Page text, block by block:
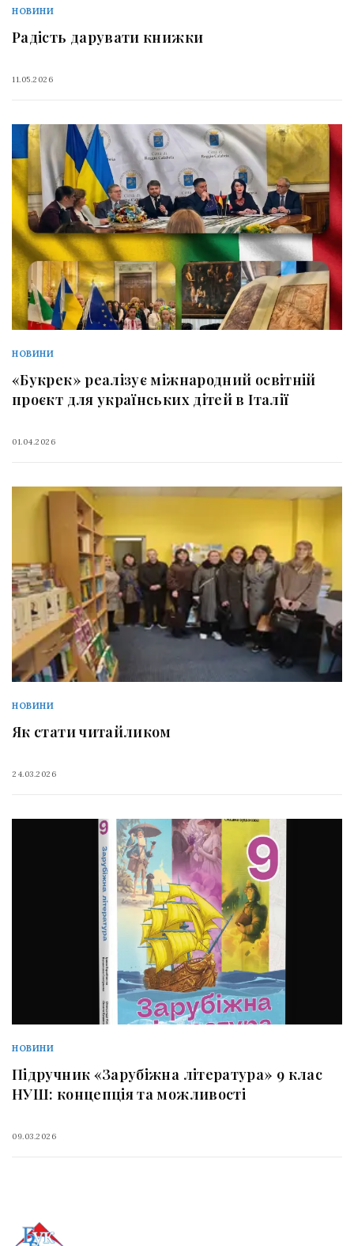
НОВИНИ
Радість дарувати книжки
11.05.2026
НОВИНИ
«Букрек» реалізує міжнародний освітній
проєкт для українських дітей в Італії
01.04.2026
НОВИНИ
Як стати читайликом
24.03.2026
НОВИНИ
Підручник «Зарубіжна література» 9 клас
НУШ: концепція та можливості
09.03.2026